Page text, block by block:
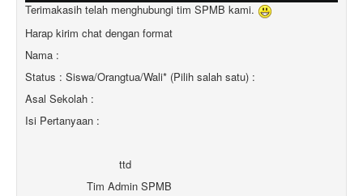
Terimakasih telah menghubungi tim SPMB kami.
Harap kirim chat dengan format
Nama :
Status : Siswa/Orangtua/Wali* (Pilih salah satu) :
Asal Sekolah :
Isi Pertanyaan :
ttd
Tim Admin SPMB